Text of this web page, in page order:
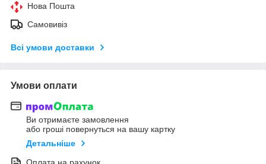
Нова Пошта
Самовивіз
Всі умови доставки
Умови оплати
Ви отримаєте замовлення
або гроші повернуться на вашу картку
Детальніше